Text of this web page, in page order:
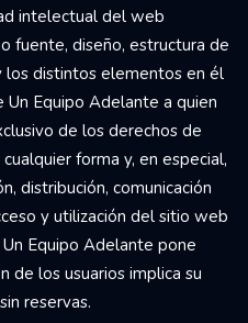
intelectual del web
fuente, diseño, estructura de
los distintos elementos en él
Equipo Adelante a quien
de los derechos de
forma y, en especial,
distribución, comunicación
y utilización del sitio web
Equipo Adelante pone
de los usuarios implica su
reservas.